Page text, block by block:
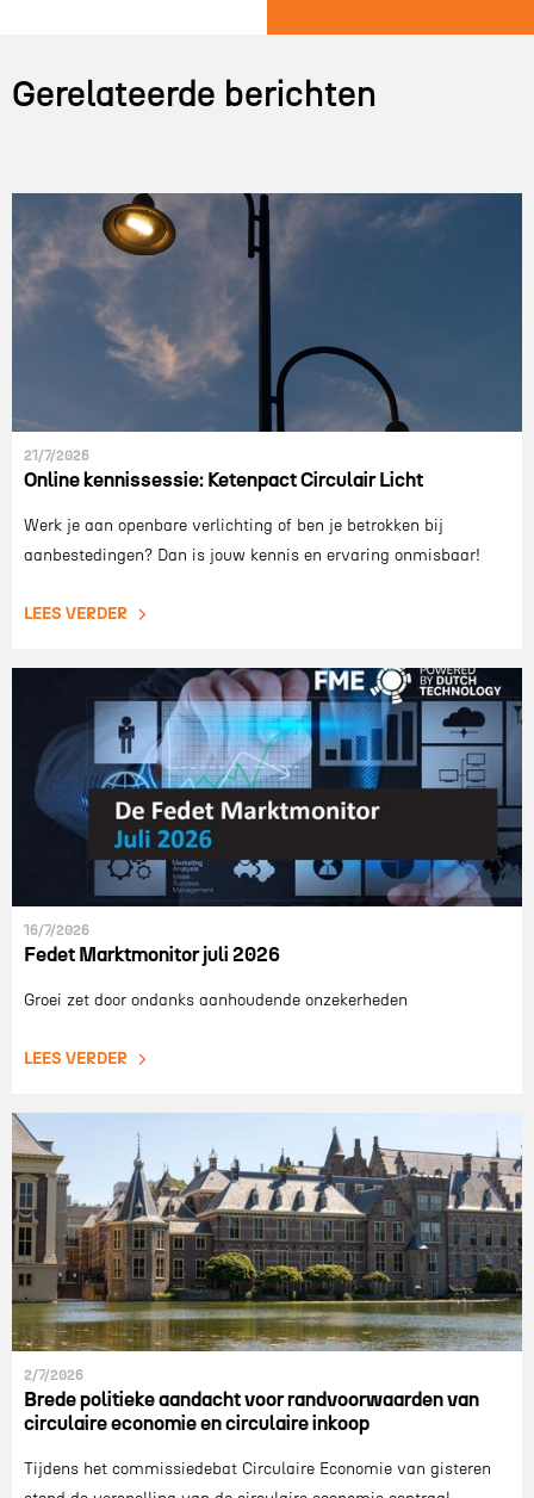
Gerelateerde berichten
21/7/2026
Online kennissessie: Ketenpact Circulair Licht
Werk je aan openbare verlichting of ben je betrokken bij
aanbestedingen? Dan is jouw kennis en ervaring onmisbaar!
LEES VERDER
16/7/2026
Fedet Marktmonitor juli 2026
Groei zet door ondanks aanhoudende onzekerheden
LEES VERDER
2/7/2026
Brede politieke aandacht voor randvoorwaarden van
circulaire economie en circulaire inkoop
Tijdens het commissiedebat Circulaire Economie van gisteren